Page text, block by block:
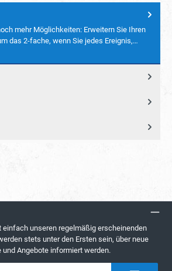
mehr Möglichkeiten: Erweitern Sie Ihren
das 2-fache, wenn Sie jedes Ereignis,…
einfach unseren regelmäßig erscheinenden
stets unter den Ersten sein, über neue
und Angebote informiert werden.